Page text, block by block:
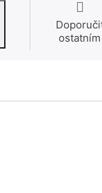
ostatním